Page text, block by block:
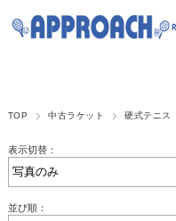
TOP 中古ラケット 硬式テニス
表示切替：
並び順：